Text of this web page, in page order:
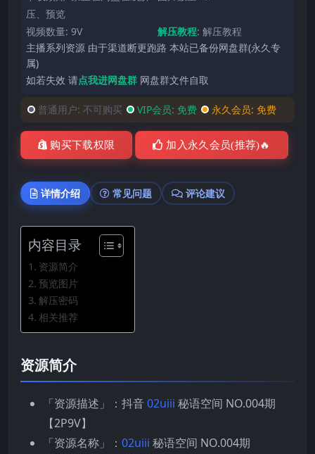
压、预览
视频数量: 9V 解压教程: 解压教程
主播系列资源 由于渠道断更跑路 本站已备份网盘群(永久专
属)
如若失效 请点我进网盘群 网盘群文件自取
普通用户: 不可购买 VIP会员: 免费 永久会员: 免费
购买下载权限 加入永久会员(推荐)🔥
详情介绍 常见问题 评论建议
内容目录
资源简介
预览图片
解压密码
相关推荐
资源简介
「资源描述」：抖音02uiii 秘语空间 NO.004期
【2P9V】
「资源名称」： 02uiii 秘语空间 NO.004期